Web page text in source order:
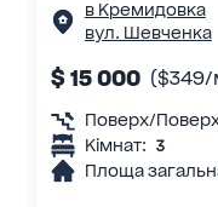
в Кремидовка
вул. Шевченка
$ 15 000 ($349/
Поверх/
Кімнат: 3
Площа